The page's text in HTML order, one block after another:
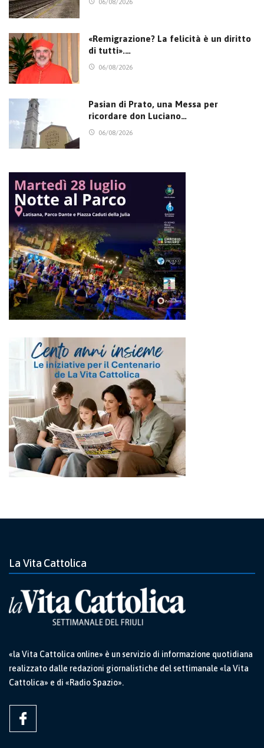
06/08/2026
«Remigrazione? La felicità è un diritto
di tutti».…
06/08/2026
Pasian di Prato, una Messa per
ricordare don Luciano…
06/08/2026
La Vita Cattolica
«la Vita Cattolica online» è un servizio di informazione quotidiana
realizzato dalle redazioni giornalistiche del settimanale «la Vita
Cattolica» e di «Radio Spazio».